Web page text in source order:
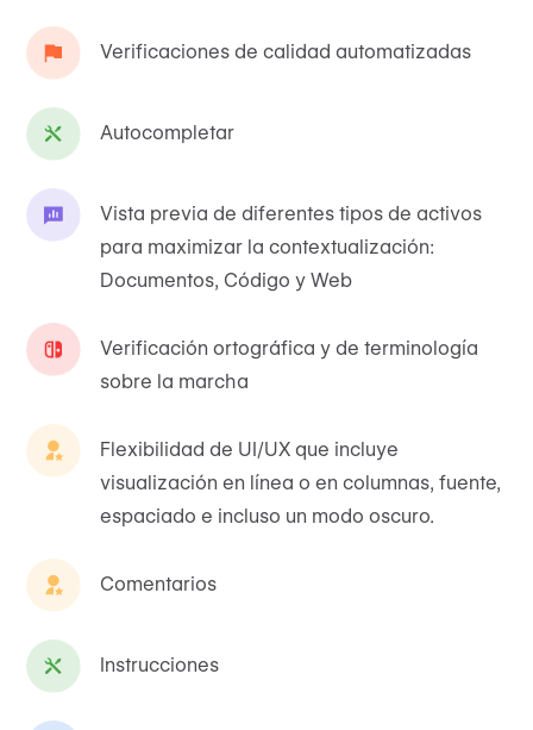
Verificaciones de calidad automatizadas
Autocompletar
Vista previa de diferentes tipos de activos
para maximizar la contextualización:
Documentos, Código y Web
Verificación ortográfica y de terminología
sobre la marcha
Flexibilidad de UI/UX que incluye
visualización en línea o en columnas, fuente,
espaciado e incluso un modo oscuro.
Comentarios
Instrucciones